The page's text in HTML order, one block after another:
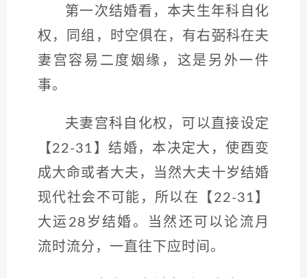
第一次结婚看，本夫生年科自化
权，同组，时空俱在，有右弼科在夫
妻宫容易二度姻缘，这是另外一件
事。
夫妻宫科自化权，可以直接设定
【22-31】结婚，本决定大，使酉变
成大命或者大夫，当然大夫十岁结婚
现代社会不可能，所以在【22-31】
大运28岁结婚。当然还可以论流月
流时流分，一直往下应时间。